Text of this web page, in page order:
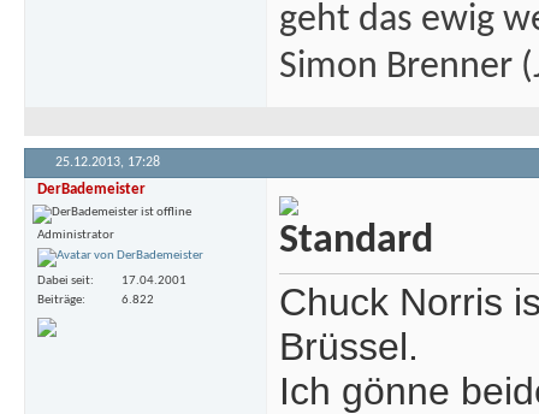
geht das ewig
Simon Brenner
25.12.2013, 17:28
DerBademeister
Administrator
Dabei seit
17.04.2001
Beiträge
6.822
Chuck Norris
Brüssel.
Ich gönne